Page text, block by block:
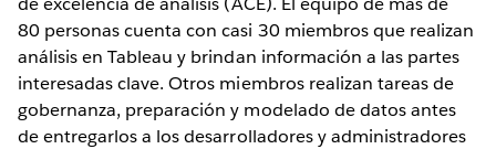
80 personas cuenta con casi 30 miembros que realizan
análisis en Tableau y brindan información a las partes
interesadas clave. Otros miembros realizan tareas de
gobernanza, preparación y modelado de datos antes
de entregarlos a los desarrolladores y administradores